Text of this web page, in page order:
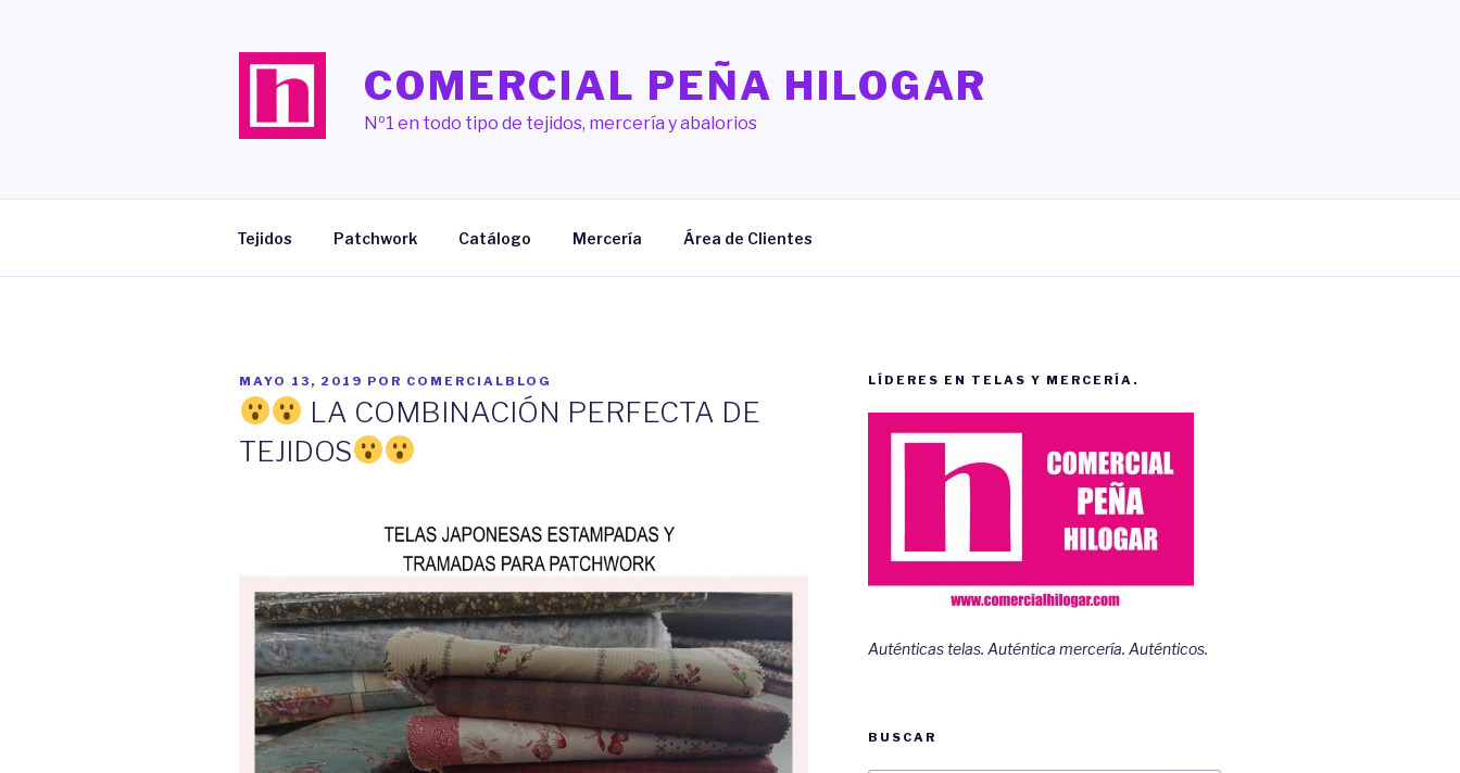
COMERCIAL PEÑA HILOGAR
Nº1 en todo tipo de tejidos, mercería y abalorios
Tejidos Patchwork Catálogo Mercería Área de Clientes
PUBLICADO
EL
MAYO 13, 2019 POR COMERCIALBLOG
LA COMBINACIÓN PERFECTA DE
TEJIDOS
LÍDERES EN TELAS Y MERCERÍA.
Auténticas telas. Auténtica mercería. Auténticos.
BUSCAR